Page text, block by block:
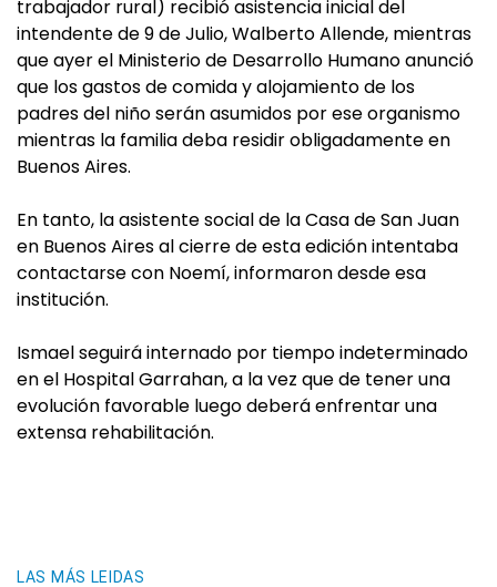
trabajador rural) recibió asistencia inicial del
intendente de 9 de Julio, Walberto Allende, mientras
que ayer el Ministerio de Desarrollo Humano anunció
que los gastos de comida y alojamiento de los
padres del niño serán asumidos por ese organismo
mientras la familia deba residir obligadamente en
Buenos Aires.
En tanto, la asistente social de la Casa de San Juan
en Buenos Aires al cierre de esta edición intentaba
contactarse con Noemí, informaron desde esa
institución.
Ismael seguirá internado por tiempo indeterminado
en el Hospital Garrahan, a la vez que de tener una
evolución favorable luego deberá enfrentar una
extensa rehabilitación.
LAS MÁS LEIDAS